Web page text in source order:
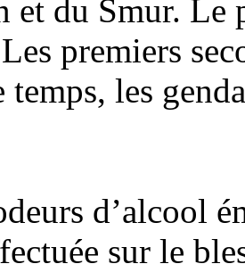
et du Smur. Le
premiers
temps, les
d’alcool
sur le